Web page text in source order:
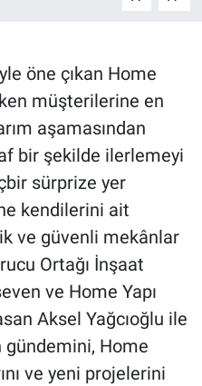
öne çıkan Home
müşterilerine en
aşamasından
bir şekilde ilerlemeyi
sürprize yer
kendilerini ait
ve güvenli mekânlar
Ortağı İnşaat
ve Home Yapı
Aksel Yağcıoğlu ile
Home
ve yeni projelerini